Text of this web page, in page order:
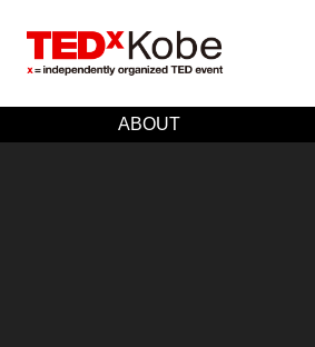
ABOUT